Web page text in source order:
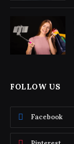
FOLLOW US
Facebook